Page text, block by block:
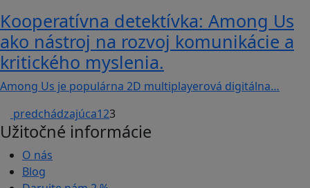
Kooperatívna detektívka: Among Us
ako nástroj na rozvoj komunikácie a
kritického myslenia.
Among Us je populárna 2D multiplayerová digitálna…
predchádzajúca123
Užitočné informácie
O nás
Blog